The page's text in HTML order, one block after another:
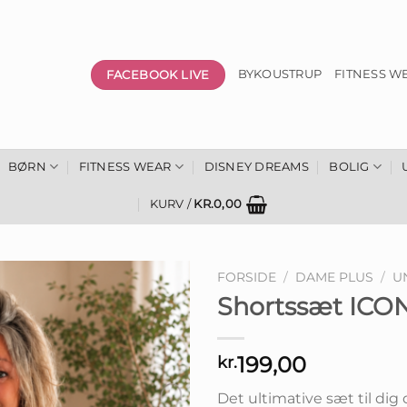
FACEBOOK LIVE BYKOUSTRUP FITNESS
BØRN FITNESS WEAR DISNEY DREAMS BOLIG
KURV / KR.0,00
FORSIDE / DAME PLUS /
Shortssæt
kr.199,00
Det ultimative sæt til dig